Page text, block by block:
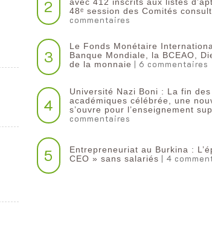
2
48ᵉ session des Comités
commentaires
3
Le Fonds Monétaire
Banque Mondiale, la BCEAO,
de la monnaie | 6 commentaires
4
Université Nazi Boni : La fin
académiques célébrée, une
s’ouvre pour l’enseignement
commentaires
5
Entrepreneuriat au Burkina :
CEO » sans salariés | 4